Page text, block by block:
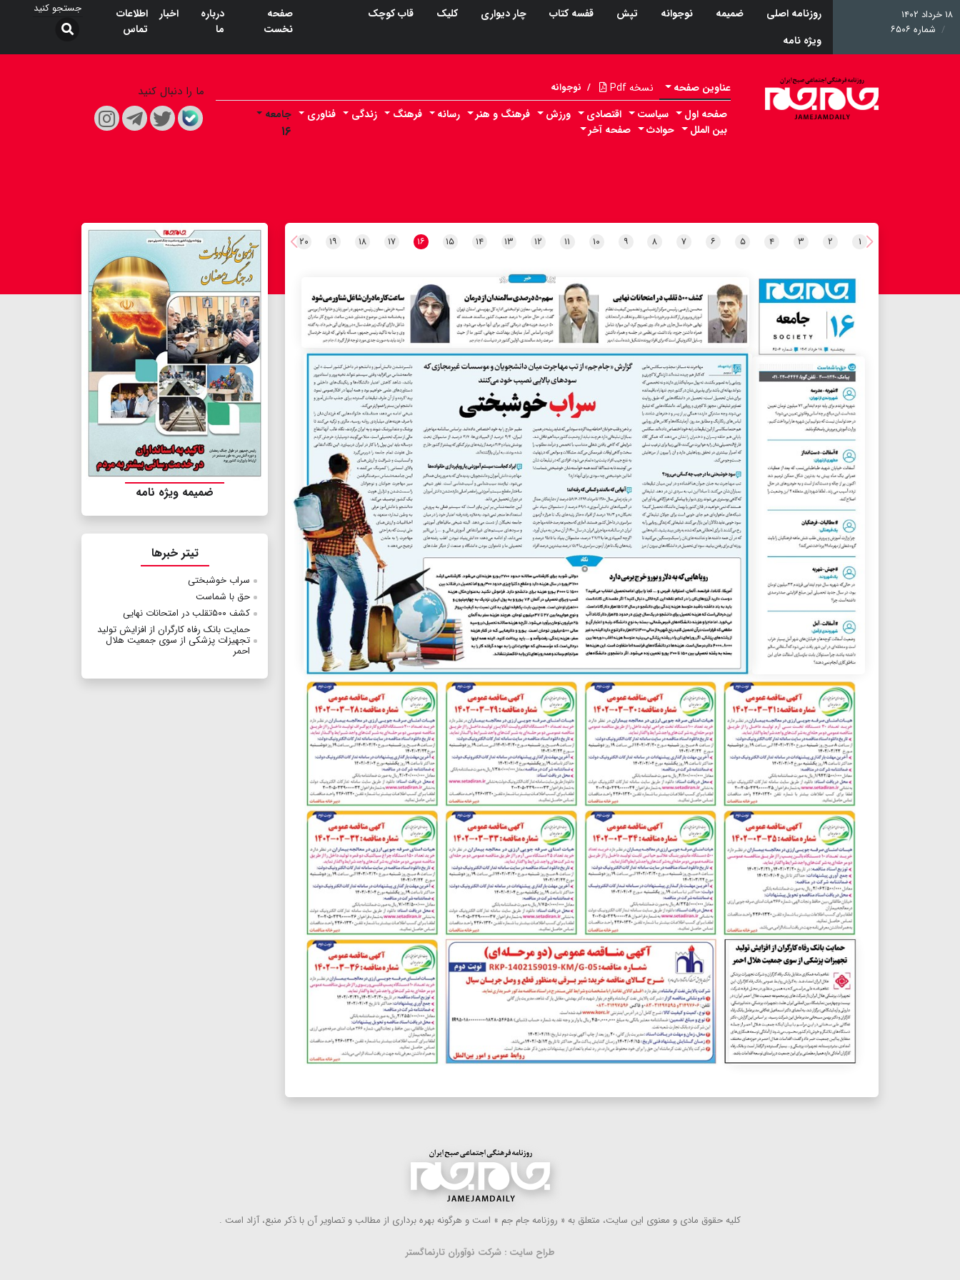
۱۸ خرداد ۱۴۰۲
شماره ۶۵۰۶
روزنامه اصلی ضمیمه نوجوانه تپش قفسه کتاب چار دیواری کلیک
قاب کوچک
ویژه نامه
صفحه
نخست
درباره
ما
اخبار
اطلاعات
تماس
عناوین صفحه نسخه Pdf / نوجوانه
صفحه اول سیاست اقتصادی ورزش فرهنگ و هنر رسانه فرهنگ زندگی فناوری جامعه
۱۶ بین الملل حوادث صفحه آخر
ما را دنبال کنید
۱ ۲ ۳ ۴ ۵ ۶ ۷ ۸ ۹ ۱۰ ۱۱ ۱۲ ۱۳ ۱۴ ۱۵ ۱۶ ۱۷ ۱۸ ۱۹ ۲۰
ضمیمه ویژه نامه
تیتر خبرها
سراب خوشبختی
حق با شماست
کشف ۵۰۰تقلب در امتحانات نهایی
حمایت بانک رفاه کارگران از افزایش تولید
تجهیزات پزشکی از سوی جمعیت هلال
احمر
كلیه حقوق مادی و معنوی این سایت، متعلق به « روزنامه جام جم » است و هرگونه بهره ‌برداری از مطالب و تصاویر آن با ذكر منبع، آزاد است .
طراح سایت : شرکت نوآوران تارنماگستر